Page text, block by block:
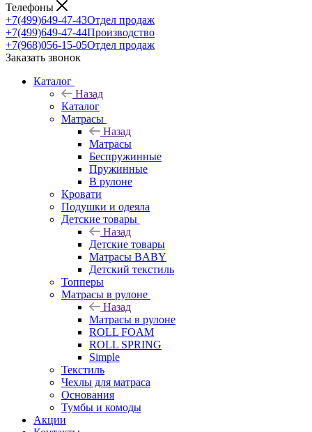
Телефоны
+7(499)649-47-43Отдел продаж
+7(499)649-47-44Производство
+7(968)056-15-05Отдел продаж
Заказать звонок
Каталог
Назад
Каталог
Матрасы
Назад
Матрасы
Беспружинные
Пружинные
В рулоне
Кровати
Подушки и одеяла
Детские товары
Назад
Детские товары
Матрасы BABY
Детский текстиль
Топперы
Матрасы в рулоне
Назад
Матрасы в рулоне
ROLL FOAM
ROLL SPRING
Simple
Текстиль
Чехлы для матраса
Основания
Тумбы и комоды
Акции